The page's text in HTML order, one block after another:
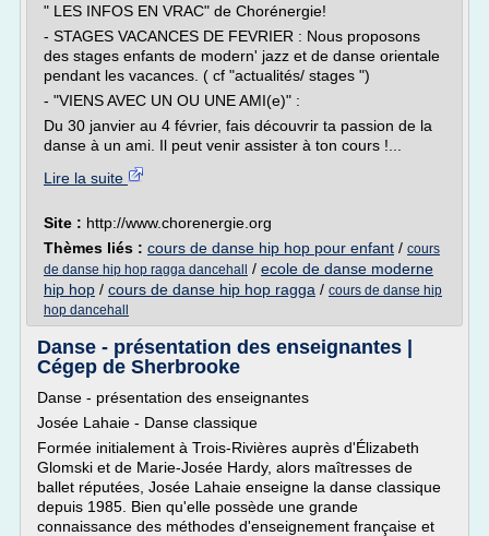
" LES INFOS EN VRAC" de Chorénergie!
- STAGES VACANCES DE FEVRIER : Nous proposons
des stages enfants de modern' jazz et de danse orientale
pendant les vacances. ( cf "actualités/ stages ")
- "VIENS AVEC UN OU UNE AMI(e)" :
Du 30 janvier au 4 février, fais découvrir ta passion de la
danse à un ami. Il peut venir assister à ton cours !...
Lire la suite
Site : http://www.chorenergie.org
Thèmes liés : cours de danse hip hop pour enfant / cours
de danse hip hop ragga dancehall
/ ecole de danse moderne
hip hop / cours de danse hip hop ragga / cours de danse hip
hop dancehall
Danse - présentation des enseignantes |
Cégep de Sherbrooke
Danse - présentation des enseignantes
Josée Lahaie - Danse classique
Formée initialement à Trois-Rivières auprès d'Élizabeth
Glomski et de Marie-Josée Hardy, alors maîtresses de
ballet réputées, Josée Lahaie enseigne la danse classique
depuis 1985. Bien qu'elle possède une grande
connaissance des méthodes d'enseignement française et